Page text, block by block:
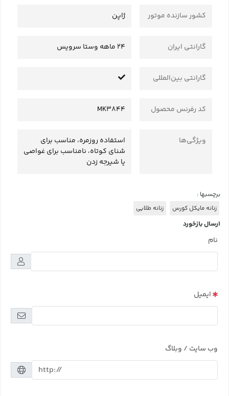
کشور سازنده موتور ژاپن
گارانتی ایران 24 ماهه وستا سرویس
گارانتی بین‌المللی
کد رفرنس محصول MK3844
ویژگی‌ها
استفاده روزمره، مناسب برای
شنای کوتاه، نامناسب برای غواصی
یا شیرجه زدن
برچسبها :
زنانه مایکل کورس
زنانه طلایی
ارسال بازخورد
نام
ایمیل
وب سایت / وبلاگ